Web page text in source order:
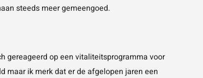
steeds meer gemeengoed.
gereageerd op een vitaliteitsprogramma voor
maar ik merk dat er de afgelopen jaren een